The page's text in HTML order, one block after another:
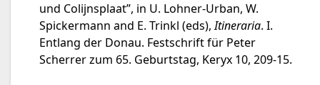
und Colijnsplaat”, in U. Lohner-Urban, W.
Spickermann and E. Trinkl (eds),Itineraria. I.
Entlang der Donau. Festschrift für Peter
Scherrer zum 65. Geburtstag, Keryx 10, 209-15.